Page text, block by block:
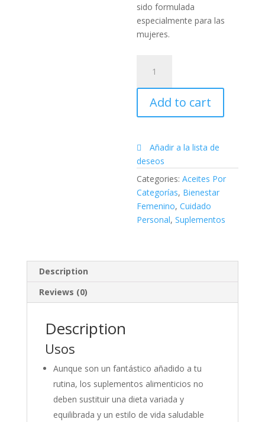
sido formulada
especialmente para las
mujeres.
esencial
de
fitoestrógenos
quantity
Add to cart
Añadir a la lista de
deseos
Categories:Aceites Por
Categorías, Bienestar
Femenino,Cuidado
Personal,Suplementos
Description
Reviews (0)
Description
Usos
Aunque son un fantástico añadido a tu
rutina, los suplementos alimenticios no
deben sustituir una dieta variada y
equilibrada y un estilo de vida saludable